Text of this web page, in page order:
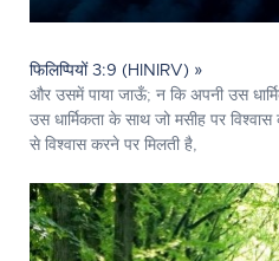
फिलिप्पियों 3:9 (HINIRV) »
और उसमें पाया जाऊँ; न कि अपनी उस
उस धार्मिकता के साथ जो मसीह पर
से विश्वास करने पर मिलती है,